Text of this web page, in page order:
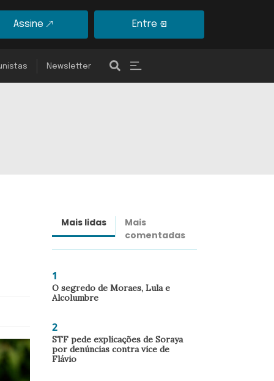
Assine Entre
Newsletter
Mais lidas
Mais
comentadas
1
O segredo de Moraes, Lula e
Alcolumbre
2
STF pede explicações de Soraya
por denúncias contra vice de
Flávio